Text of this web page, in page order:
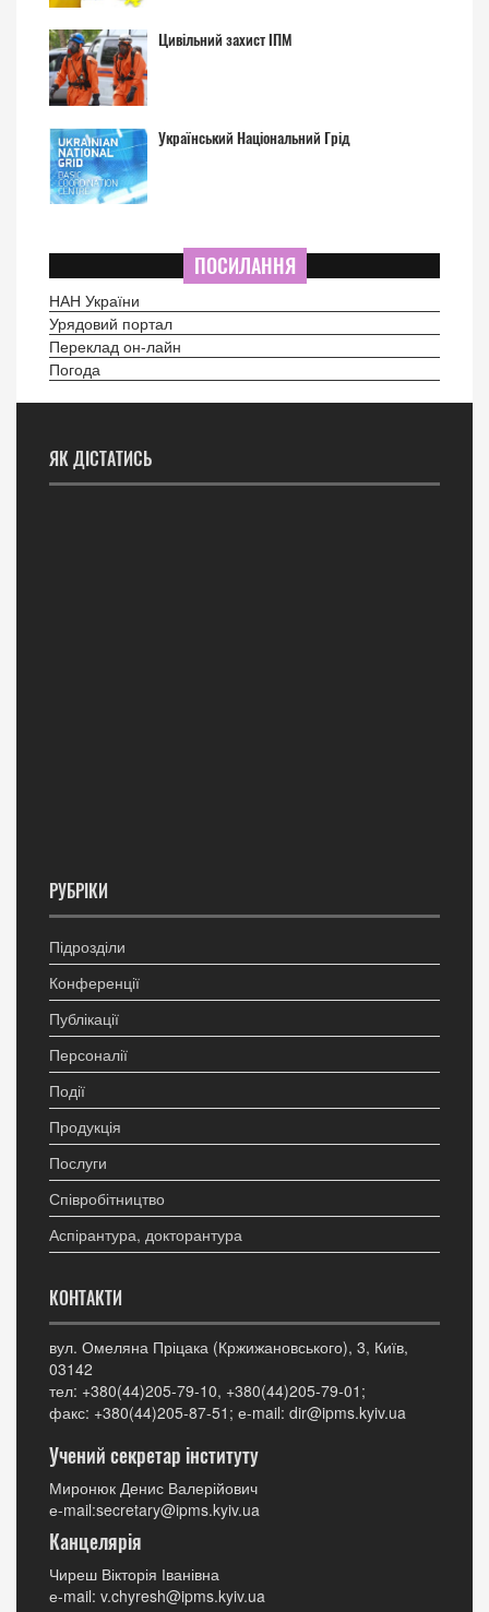
Цивільний захист ІПМ
Український Національний Грід
ПОСИЛАННЯ
НАН України
Урядовий портал
Переклад он-лайн
Погода
ЯК ДІСТАТИСЬ
РУБРІКИ
Підрозділи
Конференції
Публікації
Персоналії
Події
Продукція
Послуги
Співробітництво
Аспірантура, докторантура
КОНТАКТИ
вул. Омеляна Пріцака (Кржижановського), 3, Київ,
03142
тел: +380(44)205-79-10, +380(44)205-79-01;
факс: +380(44)205-87-51; е-mail: dir@ipms.kyiv.ua
Учений секретар інституту
Миронюк Денис Валерійович
е-mail:secretary@ipms.kyiv.ua
Канцелярія
Чиреш Вікторія Іванівна
е-mail: v.chyresh@ipms.kyiv.ua